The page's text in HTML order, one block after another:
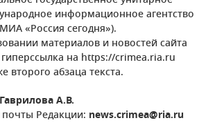
информационное агентство
«Россия сегодня»).
материалов и новостей сайта
на https://crimea.ria.ru
второго абзаца текста.
Гаврилова А.В.
Редакции: news.crimea@ria.ru